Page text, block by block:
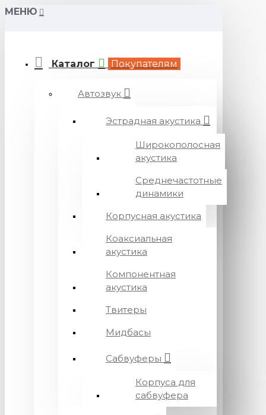
МЕНЮ
Каталог Покупателям
Автозвук
Эстрадная акустика
Широкополосная
акустика
Среднечастотные
динамики
Корпусная акустика
Коаксиальная
акустика
Компонентная
акустика
Твитеры
Мидбасы
Сабвуферы
Корпуса для
сабвуфера